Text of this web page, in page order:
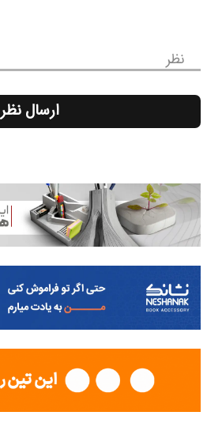
نظر
ارسال نظر